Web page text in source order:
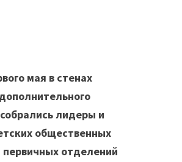
мая в стенах
лидеры и
общественных
первичных отделений